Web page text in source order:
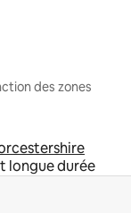
des zones
longue durée